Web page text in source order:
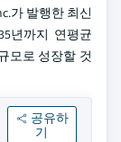
가 발행한 최신
년까지 연평균
모로 성장할 것
공유하
기